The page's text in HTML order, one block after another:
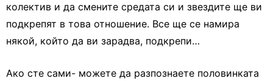
колектив и да смените средата си и звездите ще ви
подкрепят в това отношение. Все ще се намира
някой, който да ви зарадва, подкрепи…
Ако сте сами- можете да разпознаете половинката